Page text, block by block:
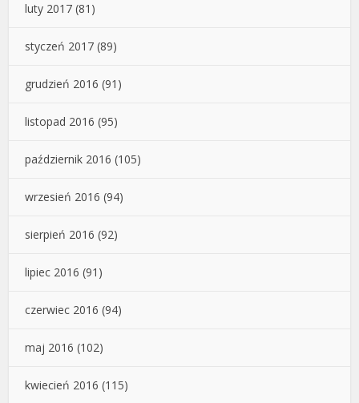
luty 2017 (81)
styczeń 2017 (89)
grudzień 2016 (91)
listopad 2016 (95)
październik 2016 (105)
wrzesień 2016 (94)
sierpień 2016 (92)
lipiec 2016 (91)
czerwiec 2016 (94)
maj 2016 (102)
kwiecień 2016 (115)